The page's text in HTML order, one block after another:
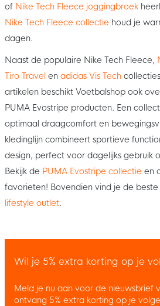
of Nike Tech Fleece joggingbroek
Nike Tech Fleece collectie houd je
dagen.
Naast de populaire Nike Tech Fleece,
Tiro Travel en adidas Vis Tech
artikelen beschikt Voetbalshop ook
PUMA Evostripe producten. Een
optimaal draagcomfort en
kledinglijn combineert sportieve
design, perfect voor dagelijks gebruik
Bekijk de PUMA Evostripe collectie en
favorieten! Bovendien vind je de
lifestyle outlet.
Wil je 5% extra korting op je
Meld je nu aan voor de nieuwsbrief
ontvang 5% extra korting op je